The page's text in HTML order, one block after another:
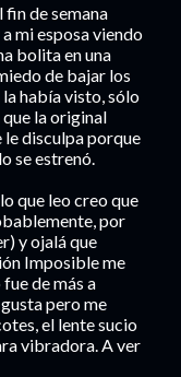
fin de semana
mi esposa viendo
bolita en una
de bajar los
la había visto, sólo
que la original
le disculpa porque
se estrenó.
que leo creo que
por
y ojalá que
Imposible me
de más a
pero me
el lente sucio
vibradora. A ver